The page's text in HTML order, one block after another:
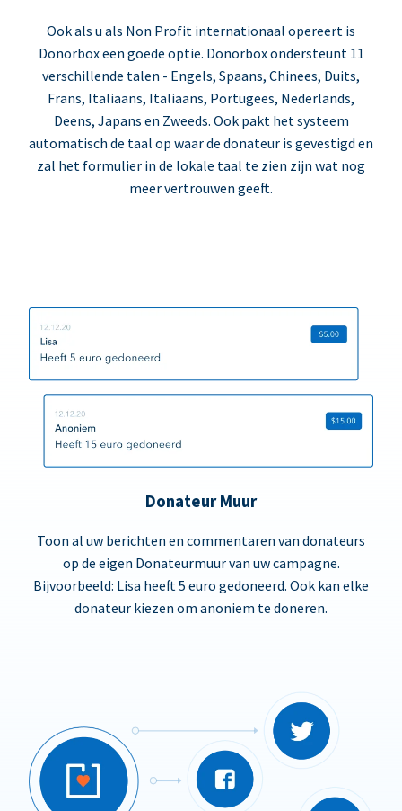
Ook als u als Non Profit internationaal opereert is
Donorbox een goede optie. Donorbox ondersteunt 11
verschillende talen - Engels, Spaans, Chinees, Duits,
Frans, Italiaans, Italiaans, Portugees, Nederlands,
Deens, Japans en Zweeds. Ook pakt het systeem
automatisch de taal op waar de donateur is gevestigd en
zal het formulier in de lokale taal te zien zijn wat nog
meer vertrouwen geeft.
Donateur Muur
Toon al uw berichten en commentaren van donateurs
op de eigen Donateurmuur van uw campagne.
Bijvoorbeeld: Lisa heeft 5 euro gedoneerd. Ook kan elke
donateur kiezen om anoniem te doneren.